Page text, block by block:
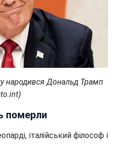
народився Дональд Трамп
померли
італійський філософ і